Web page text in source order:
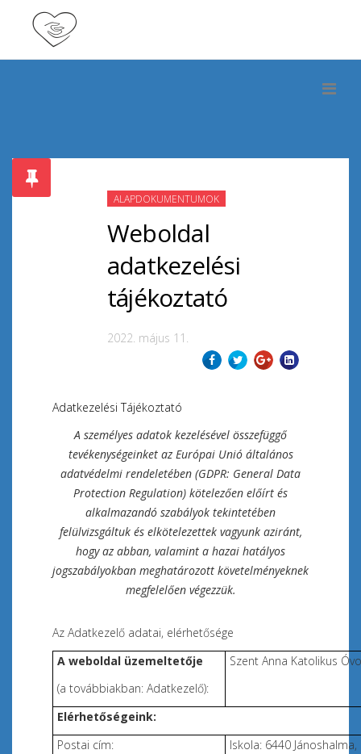
ALAPDOKUMENTUMOK
Weboldal
adatkezelési
tájékoztató
2022. május 11.
Adatkezelési Tájékoztató
A személyes adatok kezelésével összefüggő
tevékenységeinket az Európai Unió általános
adatvédelmi rendeletében (GDPR: General Data
Protection Regulation) kötelezően előírt és
alkalmazandó szabályok tekintetében
felülvizsgáltuk és elkötelezettek vagyunk aziránt,
hogy az abban, valamint a hazai hatályos
jogszabályokban meghatározott követelményeknek
megfelelően végezzük.
Az Adatkezelő adatai, elérhetősége
A weboldal üzemeltetője
(a továbbiakban: Adatkezelő):
Szent Anna Katolikus
Elérhetőségeink:
Postai cím:
Iskola: 6440 Jánoshalma,